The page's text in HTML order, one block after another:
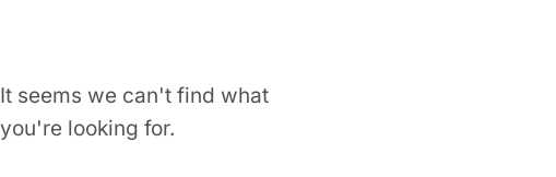
It seems we can't find what
you're looking for.